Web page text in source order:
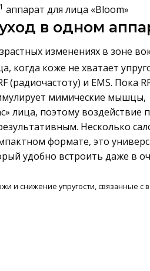
аппарат для лица «Bloom»
в одном
изменениях в зоне
когда коже не хватает
и EMS. Пока
мимические мышцы,
лица, поэтому воздействие
Несколько
формате, это
удобно встроить даже в
и снижение упругости, связанные с